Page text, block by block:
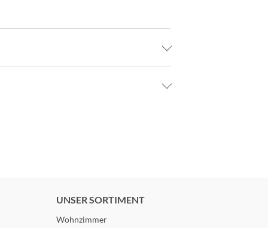
UNSER SORTIMENT
Wohnzimmer